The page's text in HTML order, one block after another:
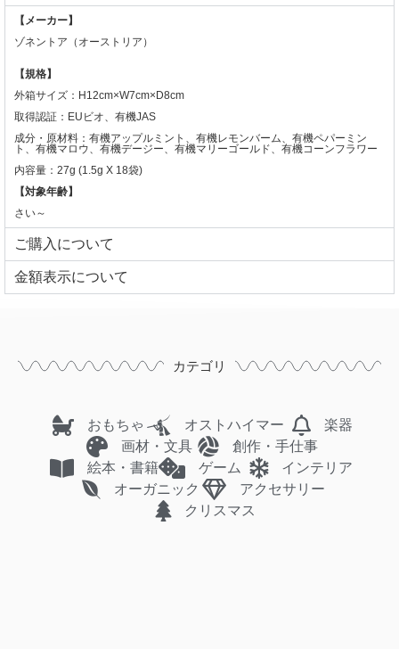
【メーカー】
ゾネントア（オーストリア）
【規格】
外箱サイズ：H12cm×W7cm×D8cm
取得認証：EUビオ、有機JAS
成分・原材料：有機アップルミント、有機レモンバーム、有機ペパーミン
ト、有機マロウ、有機デージー、有機マリーゴールド、有機コーンフラワー
内容量：27g (1.5g X 18袋)
【対象年齢】
さい～
ご購入について
⾦額表⽰について
カテゴリ
おもちゃ オストハイマー
楽器
画材・文具
創作・手仕事
絵本・書籍
ゲーム
インテリア
オーガニック
アクセサリー
クリスマス